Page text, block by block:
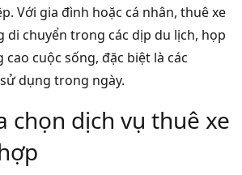
Với gia đình hoặc cá nhân, thuê xe
di chuyển trong các dịp du lịch, họp
cao cuộc sống, đặc biệt là các
dụng trong ngày.
chọn dịch vụ thuê xe